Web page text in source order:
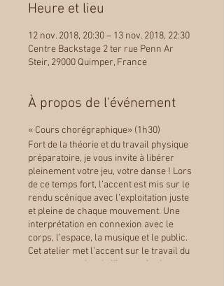
Heure et lieu
12 nov. 2018, 20:30 – 13 nov. 2018, 22:30
Centre Backstage 2 ter rue Penn Ar
Steir, 29000 Quimper, France
À propos de l'événement
« Cours chorégraphique» (1h30)
Fort de la théorie et du travail physique
préparatoire, je vous invite à libérer
pleinement votre jeu, votre danse ! Lors
de ce temps fort, l’accent est mis sur le
rendu scénique avec l’exploitation juste
et pleine de chaque mouvement. Une
interprétation en connexion avec le
corps, l’espace, la musique et le public.
Cet atelier met l’accent sur le travail du
corps au service de l’interprétation.